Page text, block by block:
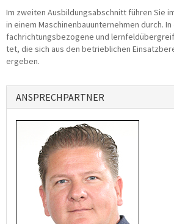
Im zwei­ten Aus­bil­dungs­ab­schnitt füh­ren Sie
in einem Maschi­nen­bau­un­ter­neh­men durch.
fach­rich­tungs­be­zo­ge­ne und
tet, die sich aus den betrieb­li­chen
ergeben.
ANSPRECHPARTNER